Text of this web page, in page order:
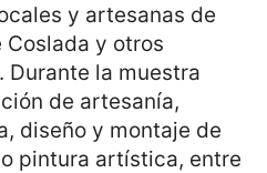
y artesanas de
y otros
Durante la muestra
de artesanía,
diseño y montaje de
pintura artística, entre